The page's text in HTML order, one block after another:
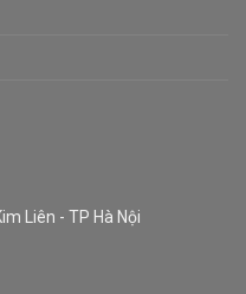
Liên - TP Hà Nội